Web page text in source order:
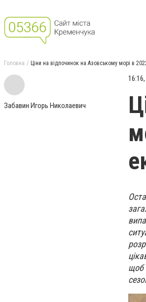
Головна Ціни на відпочинок на Азовському морі в
Забавин Игорь Николаевич
щоб